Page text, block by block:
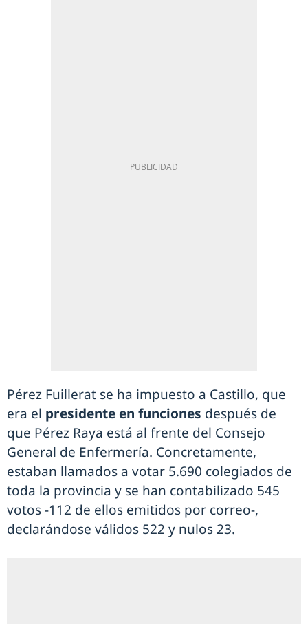
Pérez Fuillerat se ha impuesto a Castillo, que
era el presidente en funciones después de
que Pérez Raya está al frente del Consejo
General de Enfermería. Concretamente,
estaban llamados a votar 5.690 colegiados de
toda la provincia y se han contabilizado 545
votos -112 de ellos emitidos por correo-,
declarándose válidos 522 y nulos 23.